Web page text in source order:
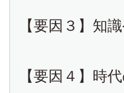
【要因３】知
【要因４】時